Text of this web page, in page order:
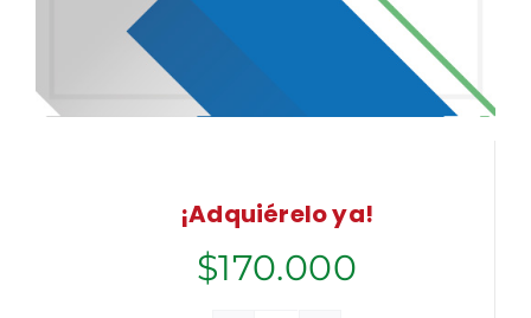
¡Adquiérelo ya!
$170.000